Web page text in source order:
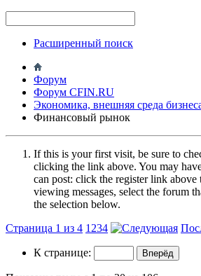
Расширенный поиск
Форум
Форум CFIN.RU
Экономика, внешняя среда
Финансовый рынок
If this is your first visit, be sure to
clicking the link above. You may
can post: click the register link above
viewing messages, select the forum
the selection below.
Страница 1 из 4 1 234
К странице: